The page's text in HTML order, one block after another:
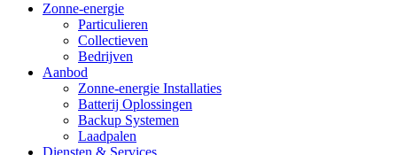
Zonne-energie
Particulieren
Collectieven
Bedrijven
Aanbod
Zonne-energie Installaties
Batterij Oplossingen
Backup Systemen
Laadpalen
Diensten & Services